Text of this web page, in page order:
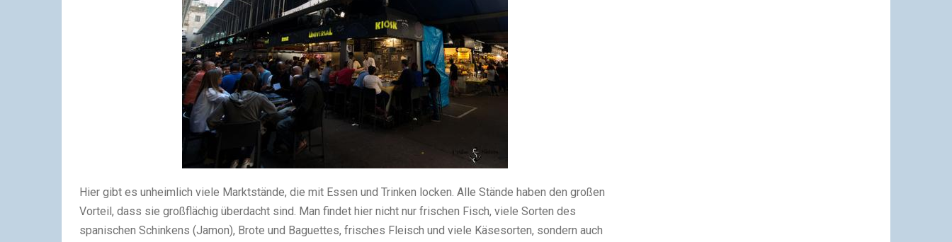
Hier gibt es unheimlich viele Marktstände, die mit Essen und Trinken locken. Alle Stände haben den großen
Vorteil, dass sie großflächig überdacht sind. Man findet hier nicht nur frischen Fisch, viele Sorten des
spanischen Schinkens (Jamon), Brote und Baguettes, frisches Fleisch und viele Käsesorten, sondern auch